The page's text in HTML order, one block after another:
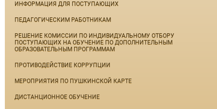
ИНФОРМАЦИЯ ДЛЯ ПОСТУПАЮЩИХ
ПЕДАГОГИЧЕСКИМ РАБОТНИКАМ
РЕШЕНИЕ КОМИССИИ ПО ИНДИВИДУАЛЬНОМУ ОТБОРУ
ПОСТУПАЮЩИХ НА ОБУЧЕНИЕ ПО ДОПОЛНИТЕЛЬНЫМ
ОБРАЗОВАТЕЛЬНЫМ ПРОГРАММАМ
ПРОТИВОДЕЙСТВИЕ КОРРУПЦИИ
МЕРОПРИЯТИЯ ПО ПУШКИНСКОЙ КАРТЕ
ДИСТАНЦИОННОЕ ОБУЧЕНИЕ